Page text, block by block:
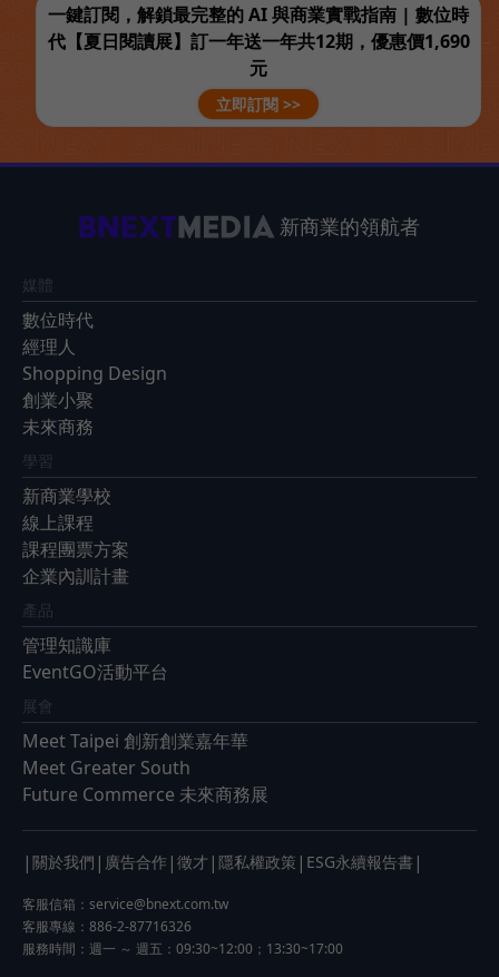
一鍵訂閱，解鎖最完整的 AI 與商業實戰指南 | 數位時
代【夏日閱讀展】訂一年送一年共12期，優惠價1,690
元
立即訂閱 >>
新商業的領航者
媒體
數位時代
經理人
Shopping Design
創業小聚
未來商務
學習
新商業學校
線上課程
課程團票方案
企業內訓計畫
產品
管理知識庫
EventGO活動平台
展會
Meet Taipei 創新創業嘉年華
Meet Greater South
Future Commerce 未來商務展
| 關於我們 | 廣告合作 | 徵才 | 隱私權政策 | ESG永續報告書 |
客服信箱： service@bnext.com.tw
客服專線：886-2-87716326
服務時間：週一 ～ 週五：09:30~12:00；13:30~17:00